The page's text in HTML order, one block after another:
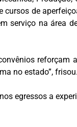
de
serviço na área
no estado”, frisou.
egressos a